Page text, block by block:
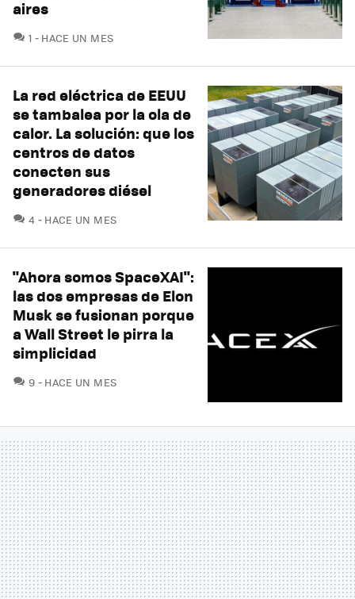
aires
1 COMENTARIOS
HACE UN MES
La red eléctrica de EEUU
se tambalea por la ola de
calor. La solución: que los
centros de datos
conecten sus
generadores diésel
4 COMENTARIOS
HACE UN MES
"Ahora somos SpaceXAI":
las dos empresas de Elon
Musk se fusionan porque
a Wall Street le pirra la
simplicidad
9 COMENTARIOS
HACE UN MES